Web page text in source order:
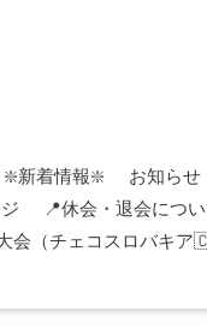
❇️新着情報❇️ お知らせ
📍休会・退会につ
会（チェコスロバキ